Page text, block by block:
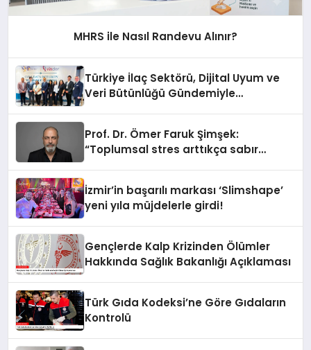
MHRS ile Nasıl Randevu Alınır?
Türkiye İlaç Sektörü, Dijital Uyum ve
Veri Bütünlüğü Gündemiyle
Prof. Dr. Ömer Faruk Şimşek:
“Toplumsal stres arttıkça sabır
İzmir’in başarılı markası ‘Slimshape’
yeni yıla müjdelerle girdi!
Gençlerde Kalp Krizinden Ölümler
Hakkında Sağlık Bakanlığı Açıklaması
Türk Gıda Kodeksi’ne Göre Gıdaların
Kontrolü